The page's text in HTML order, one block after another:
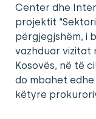
Center dhe
projektit
përgjegjshëm, i
vazhduar vizitat
Kosovës, në të
do mbahet
këtyre